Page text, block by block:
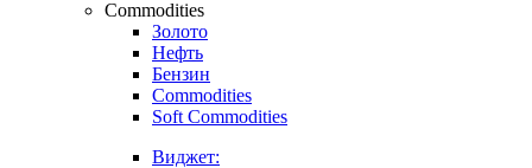
Commodities
Золото
Нефть
Бензин
Commodities
Soft Commodities
Виджет: